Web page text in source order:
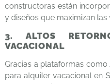
constructoras están
y diseños que maximizan
3. ALTOS
VACACIONAL
Gracias a plataformas
para alquiler vacacional en